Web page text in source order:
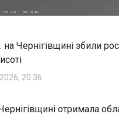
Чернігівщині збили
20:36
отримала